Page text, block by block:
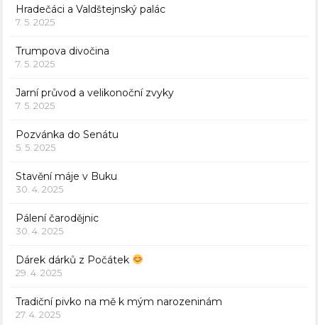
Hradečáci a Valdštejnský palác
7. 5. 2025
Trumpova divočina
7. 5. 2025
Jarní průvod a velikonoční zvyky
7. 5. 2025
Pozvánka do Senátu
5. 5. 2025
Stavění máje v Buku
30. 4. 2025
Pálení čarodějnic
30. 4. 2025
Dárek dárků z Počátek
29. 4. 2025
Tradiční pivko na mě k mým narozeninám
27. 4. 2025